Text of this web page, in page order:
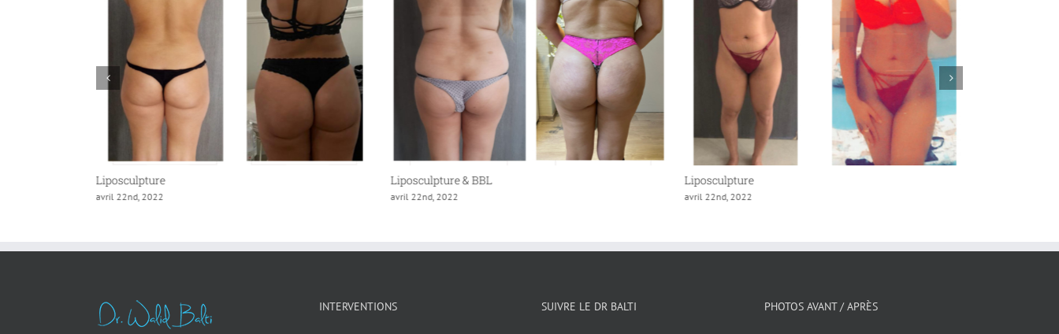
Liposculpture
avril 22nd, 2022
Liposculpture & BBL
avril 22nd, 2022
Liposculpture
avril 22nd, 2022
INTERVENTIONS SUIVRE LE DR BALTI PHOTOS AVANT / APRÈS